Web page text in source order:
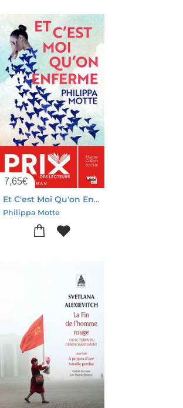
7,65€
Et C'est Moi Qu'on Enferme
Philippa Motte